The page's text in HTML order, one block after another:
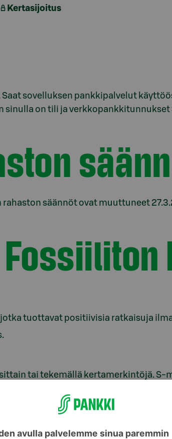
Kertasijoitus
sovelluksen pankkipalvelut
sinulla on tili ja verkkopankkitunnukset
säännöt ovat muuttuneet
tuottavat positiivisia ratkaisuja
tai tekemällä kertamerkintöjä.